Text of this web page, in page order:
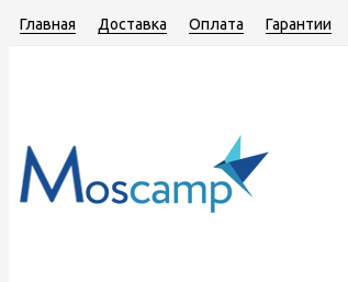
Главная Доставка Оплата Гарантии